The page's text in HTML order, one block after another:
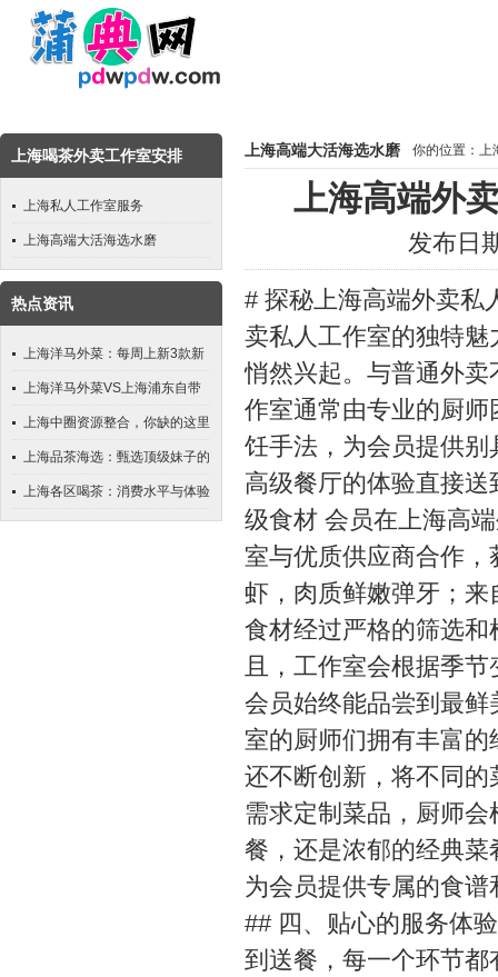
上海喝茶外卖工作室安排
上海私人工作室服务
上海高端大活海选水磨
热点资讯
上海洋马外菜：每周上新3款新
茶
上海洋马外菜VS上海浦东自带
工作室：异国风味与本地化体验
如何选？
上海中圈资源整合，你缺的这里
都有
上海品茶海选：甄选顶级妹子的
盛宴
上海各区喝茶：消费水平与体验
建议
上海高端大活海选水磨 你的位置： 上
上海高端外
发布日
# 探秘上海高端外卖私
卖私人工作室的独特
悄然兴起。与普通外
作室通常由专业的厨
饪手法，为会员提供
高级餐厅的体验直接
级食材 会员在上海高
室与优质供应商合作
虾，肉质鲜嫩弹牙；
食材经过严格的筛选
且，工作室会根据季
会员始终能品尝到最
室的厨师们拥有丰富
还不断创新，将不同
需求定制菜品，厨师
餐，还是浓郁的经典
为会员提供专属的食
## 四、贴心的服务体
到送餐，每一个环节